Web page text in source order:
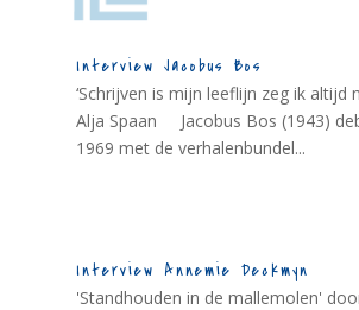
Interview Jacobus Bos
‘Schrijven is mijn leeflijn zeg ik altijd
Alja Spaan Jacobus Bos (1943)
1969 met de verhalenbundel...
Interview Annemie Deckmyn
'Standhouden in de mallemolen'